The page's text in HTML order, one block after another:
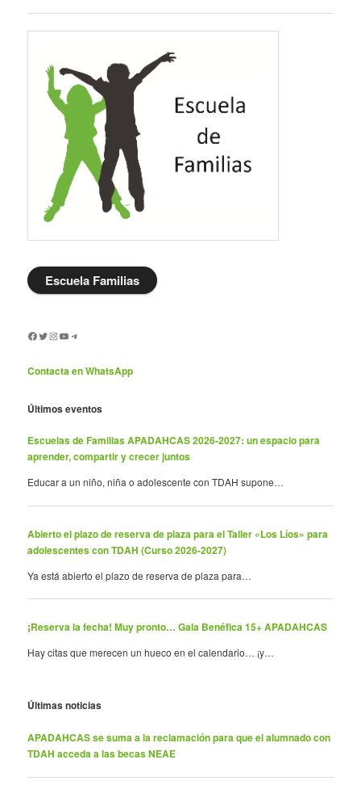
Escuela Familias
Facebook
Twitter
Instagram
YouTube
Telegram
Contacta en WhatsApp
Últimos eventos
Escuelas de Familias APADAHCAS 2026-2027: un espacio para
aprender, compartir y crecer juntos
Educar a un niño, niña o adolescente con TDAH supone…
Abierto el plazo de reserva de plaza para el Taller «Los Líos» para
adolescentes con TDAH (Curso 2026-2027)
Ya está abierto el plazo de reserva de plaza para…
¡Reserva la fecha! Muy pronto… Gala Benéfica 15+ APADAHCAS
Hay citas que merecen un hueco en el calendario… ¡y…
Últimas noticias
APADAHCAS se suma a la reclamación para que el alumnado con
TDAH acceda a las becas NEAE